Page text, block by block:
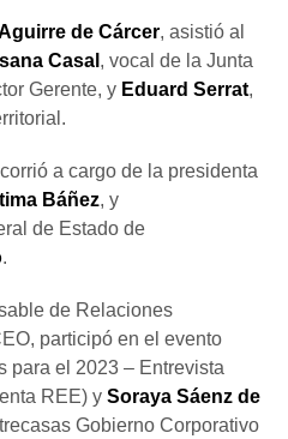
de Cárcer, asistió al
Casal , vocal de la Junta
Gerente, y Eduard Serrat,
a cargo de la presidenta
Báñez, y
de Estado de
.
de Relaciones
participó en el evento
para el 2023 – Entrevista
REE) y Soraya Sáenz de
Gobierno Corporativo